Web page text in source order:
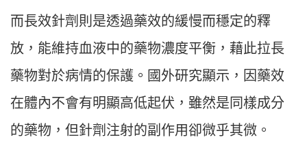
而長效針劑則是透過藥效的緩慢而穩定的釋
放，能維持血液中的藥物濃度平衡，藉此拉長
藥物對於病情的保護。國外研究顯示，因藥效
在體內不會有明顯高低起伏，雖然是同樣成分
的藥物，但針劑注射的副作用卻微乎其微。